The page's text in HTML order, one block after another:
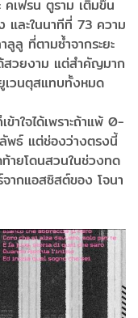
คเฟรน ตูราม เติมขึ้น
และในนาทีที่ 73 ความ
ลู ที่ตามซ้ำจากระยะ
สวยงาม แต่สำคัญมาก
เวนตุสแทบทั้งหมด
าใจได้เพราะถ้าแพ้ 0-
ธ์ แต่ช่องว่างตรงนี้
ท้ายโดนสวนในช่วงทด
ากแอสซิสต์ของ โจนา